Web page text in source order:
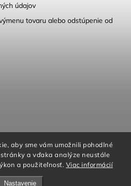
aby sme vám umožnili pohodlné
a vďaka analýze neustále
a použiteľnosť. Viac informácií
Nastavenie
údajov
tovaru alebo odstúpenie od